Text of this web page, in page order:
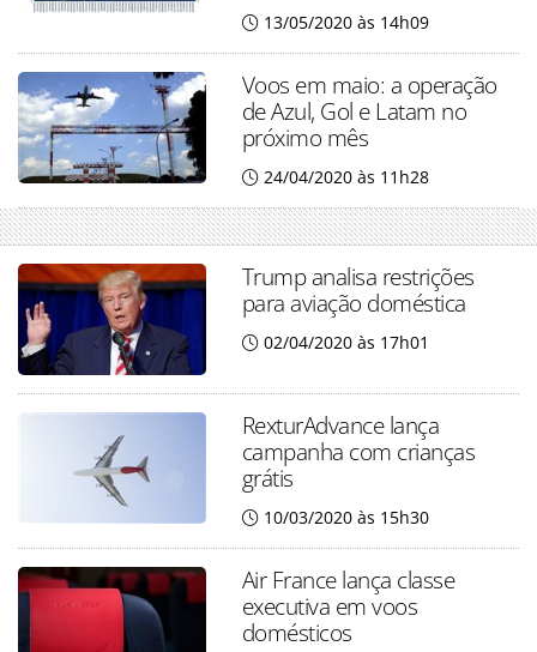
13/05/2020 às 14h09
Voos em maio: a operação
de Azul, Gol e Latam no
próximo mês
24/04/2020 às 11h28
Trump analisa restrições
para aviação doméstica
02/04/2020 às 17h01
RexturAdvance lança
campanha com crianças
grátis
10/03/2020 às 15h30
Air France lança classe
executiva em voos
domésticos